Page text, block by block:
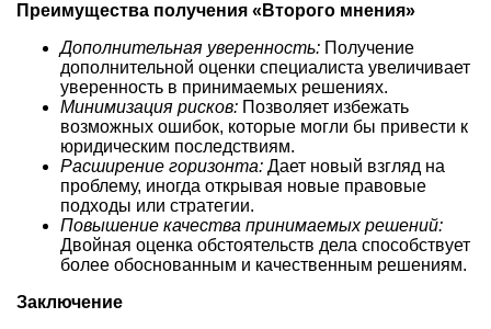
Преимущества получения «Второго мнения»
Дополнительная уверенность: Получение
дополнительной оценки специалиста увеличивает
уверенность в принимаемых решениях.
Минимизация рисков: Позволяет избежать
возможных ошибок, которые могли бы привести к
юридическим последствиям.
Расширение горизонта: Дает новый взгляд на
проблему, иногда открывая новые правовые
подходы или стратегии.
Повышение качества принимаемых решений:
Двойная оценка обстоятельств дела способствует
более обоснованным и качественным решениям.
Заключение